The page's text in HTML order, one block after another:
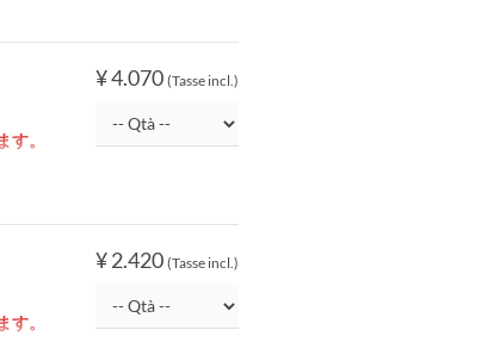
¥ 4.070 (Tasse incl.)
。
¥ 2.420 (Tasse incl.)
。